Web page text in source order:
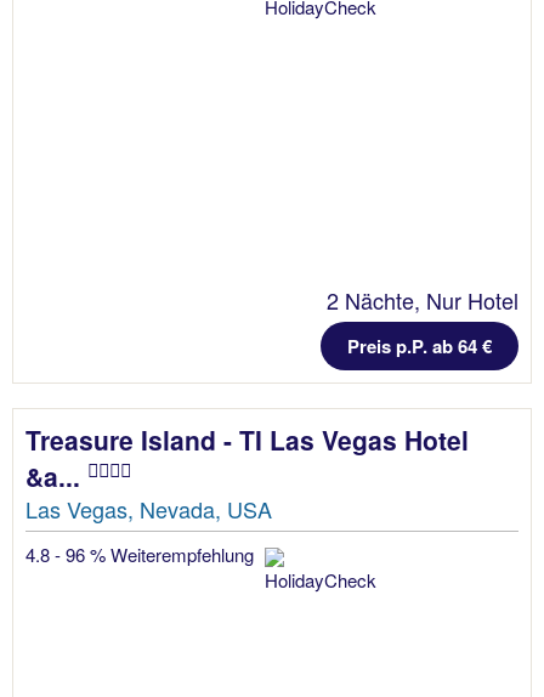
2 Nächte, Nur Hotel
Preis p.P. ab 64 €
Treasure Island - TI Las Vegas Hotel
&a...
Las Vegas, Nevada, USA
4.8 - 96 % Weiterempfehlung